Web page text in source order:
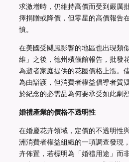
求激增時，仍維持高價而受到嚴厲
擇捐贈或降價，但零星的高價報告
憤。
在美國受颶風影響的地區也出現類
維」之後，德州殯儀館報告，批發
為逝者家庭提供的花圈價格上漲。
為由辯護，但消費者權益倡導者質
於紀念的必需品為何要承受如此劇
婚禮產業的價格不透明性
在婚慶花卉領域，定價的不透明性
洲消費者權益組織的一項調查發現
卉佈置，若標明為「婚禮用途」而